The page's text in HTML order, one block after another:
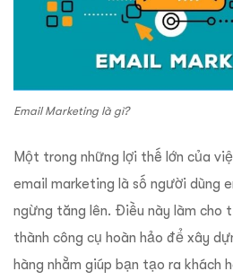
Email Marketing là gì?
Một trong những lợi thế lớn của
email marketing là số người dùng
ngừng tăng lên. Điều này làm cho
thành công cụ hoàn hảo để xây
hàng nhằm giúp bạn tạo ra khách